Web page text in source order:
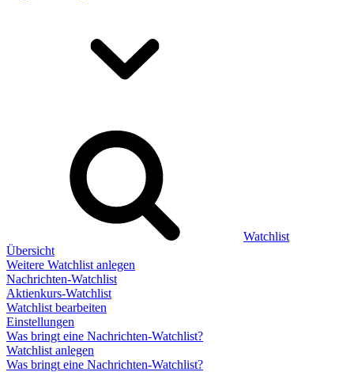
Watchlist
Übersicht
Weitere Watchlist anlegen
Nachrichten-Watchlist
Aktienkurs-Watchlist
Watchlist bearbeiten
Einstellungen
Was bringt eine Nachrichten-Watchlist?
Watchlist anlegen
Was bringt eine Nachrichten-Watchlist?